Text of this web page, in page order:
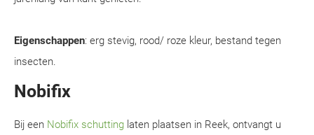
Eigenschappen: erg stevig, rood/ roze kleur, bestand tegen
insecten.
Nobifix
Bij een Nobifix schutting laten plaatsen in Reek, ontvangt u